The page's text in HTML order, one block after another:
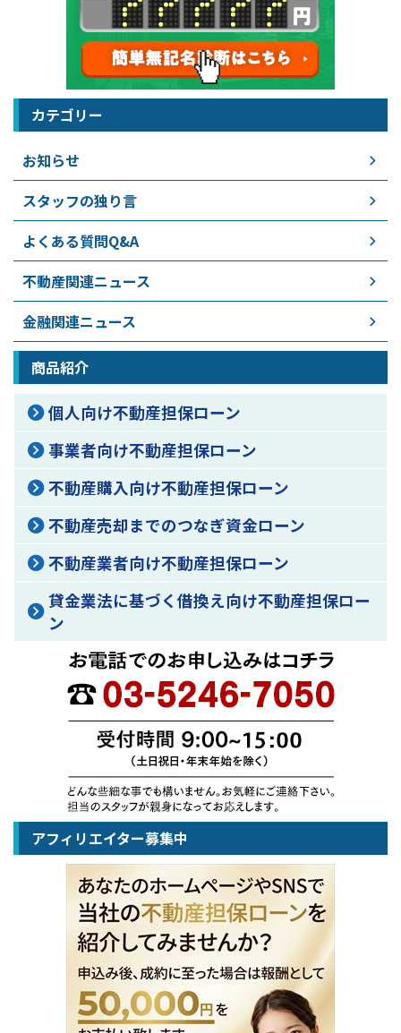
カテゴリー
お知らせ
スタッフの独り言
よくある質問Q&A
不動産関連ニュース
金融関連ニュース
商品紹介
個人向け不動産担保ローン
事業者向け不動産担保ローン
不動産購入向け不動産担保ローン
不動産売却までのつなぎ資金ローン
不動産業者向け不動産担保ローン
貸金業法に基づく借換え向け不動産担保ロー
ン
アフィリエイター募集中